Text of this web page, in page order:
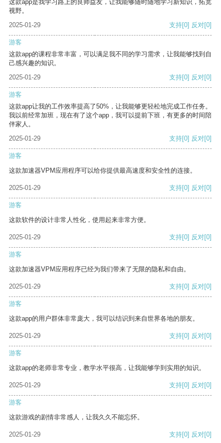
这款app是我学习路上的良师益友，让我能够随时随地学习新知识，拓宽
视野。
2025-01-29
支持[0] 反对[0]
游客
这款app的课程非常丰富，可以满足我不同的学习需求，让我能够找到自
己感兴趣的知识。
2025-01-29
支持[0] 反对[0]
游客
这款app让我的工作效率提高了50%，让我能够更轻松地完成工作任务。
我以前经常加班，现在有了这个app，我可以提前下班，有更多的时间陪
伴家人。
2025-01-29
支持[0] 反对[0]
游客
这款加速器VPM应用程序可以给你提供最高速度和安全性的连接。
2025-01-29 支持[0] 反对[0]
游客
这款软件的设计非常人性化，使用起来非常方便。
2025-01-29 支持[0] 反对[0]
游客
这款加速器VPM应用程序已经为我们带来了无限的隐私和自由。
2025-01-29 支持[0] 反对[0]
游客
这款app的用户群体非常庞大，我可以结识到来自世界各地的朋友。
2025-01-29 支持[0] 反对[0]
游客
这款app的老师非常专业，教学水平很高，让我能够学到实用的知识。
2025-01-29 支持[0] 反对[0]
游客
这款游戏的剧情非常感人，让我久久不能忘怀。
2025-01-29 支持[0] 反对[0]